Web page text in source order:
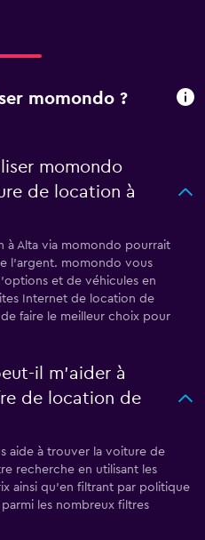
momondo ?
momondo
de location à
à Alta via momondo pourrait
l'argent. momondo vous
et de véhicules en
Internet de location de
faire le meilleur choix pour
il m’aider à
de location de
aide à trouver la voiture de
recherche en utilisant les
ainsi qu'en filtrant par politique
les nombreux filtres